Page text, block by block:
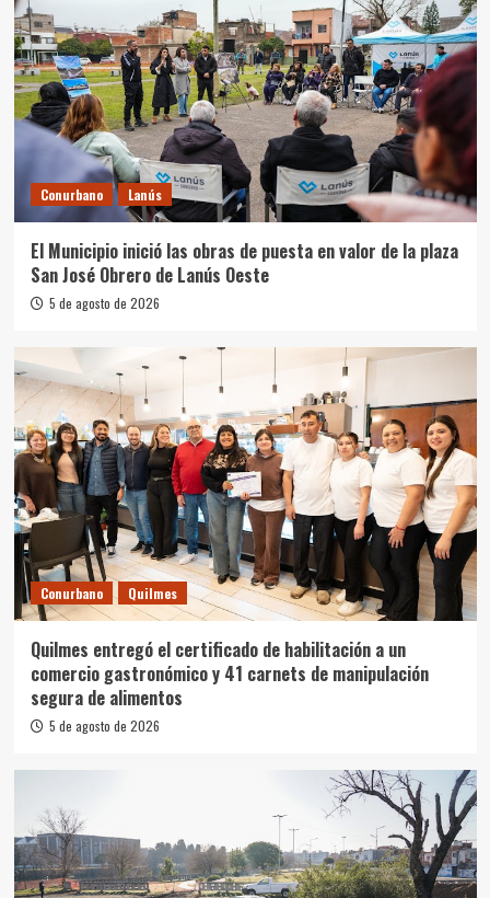
Conurbano Lanús
El Municipio inició las obras de puesta en valor de la plaza
San José Obrero de Lanús Oeste
5 de agosto de 2026
Conurbano Quilmes
Quilmes entregó el certificado de habilitación a un
comercio gastronómico y 41 carnets de manipulación
segura de alimentos
5 de agosto de 2026